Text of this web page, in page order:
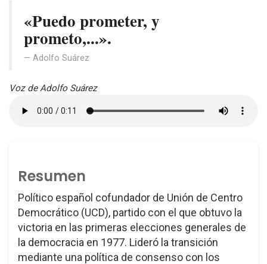
«Puedo prometer, y
prometo,...».
Adolfo Suárez
Voz de Adolfo Suárez
Resumen
Político español cofundador de Unión de Centro
Democrático (UCD), partido con el que obtuvo la
victoria en las primeras elecciones generales de
la democracia en 1977. Lideró la transición
mediante una política de consenso con los